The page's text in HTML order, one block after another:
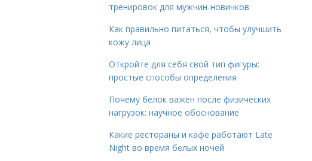
тренировок для мужчин-новичков
Как правильно питаться, чтобы улучшить
кожу лица
Откройте для себя свой тип фигуры:
простые способы определения
Почему белок важен после физических
нагрузок: научное обоснование
Какие рестораны и кафе работают Late
Night во время белых ночей